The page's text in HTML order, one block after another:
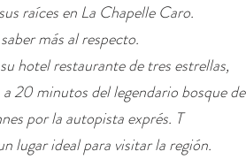
raíces en La Chapelle Caro.
más al respecto.
hotel restaurante de tres estrellas,
20 minutos del legendario bosque de
por la autopista exprés. T
lugar ideal para visitar la región.